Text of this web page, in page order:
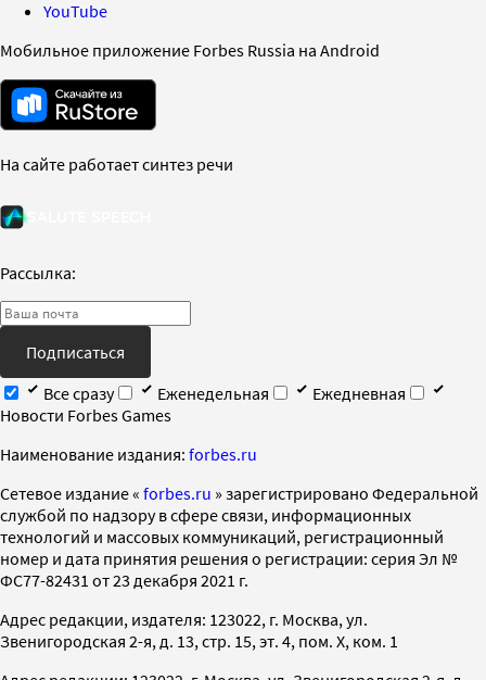
YouTube
Мобильное приложение Forbes Russia на Android
На сайте работает синтез речи
Рассылка:
Подписаться
Все сразу
Еженедельная
Ежедневная
Новости Forbes Games
Наименование издания: forbes.ru
Cетевое издание « forbes.ru » зарегистрировано Федеральной
службой по надзору в сфере связи, информационных
технологий и массовых коммуникаций, регистрационный
номер и дата принятия решения о регистрации: серия Эл №
ФС77-82431 от 23 декабря 2021 г.
Адрес редакции, издателя: 123022, г. Москва, ул.
Звенигородская 2-я, д. 13, стр. 15, эт. 4, пом. X, ком. 1